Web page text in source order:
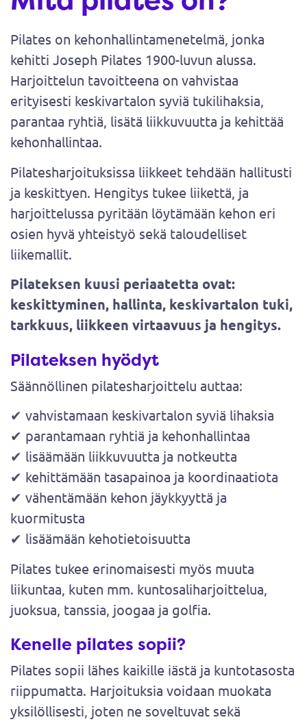
Pilates on kehonhallintamenetelmä, jonka
kehitti Joseph Pilates 1900-luvun alussa.
Harjoittelun tavoitteena on vahvistaa
erityisesti keskivartalon syviä tukilihaksia,
parantaa ryhtiä, lisätä liikkuvuutta ja kehittää
kehonhallintaa.
Pilatesharjoituksissa liikkeet tehdään hallitusti
ja keskittyen. Hengitys tukee liikettä, ja
harjoittelussa pyritään löytämään kehon eri
osien hyvä yhteistyö sekä taloudelliset
liikemallit.
Pilateksen kuusi periaatetta ovat:
keskittyminen, hallinta, keskivartalon tuki,
tarkkuus, liikkeen virtaavuus ja hengitys.
Pilateksen hyödyt
Säännöllinen pilatesharjoittelu auttaa:
✔ vahvistamaan keskivartalon syviä lihaksia
✔ parantamaan ryhtiä ja kehonhallintaa
✔ lisäämään liikkuvuutta ja notkeutta
✔ kehittämään tasapainoa ja koordinaatiota
✔ vähentämään kehon jäykkyyttä ja
kuormitusta
✔ lisäämään kehotietoisuutta
Pilates tukee erinomaisesti myös muuta
liikuntaa, kuten mm. kuntosaliharjoittelua,
juoksua, tanssia, joogaa ja golfia.
Kenelle pilates sopii?
Pilates sopii lähes kaikille iästä ja kuntotasosta
riippumatta. Harjoituksia voidaan muokata
yksilöllisesti, joten ne soveltuvat sekä